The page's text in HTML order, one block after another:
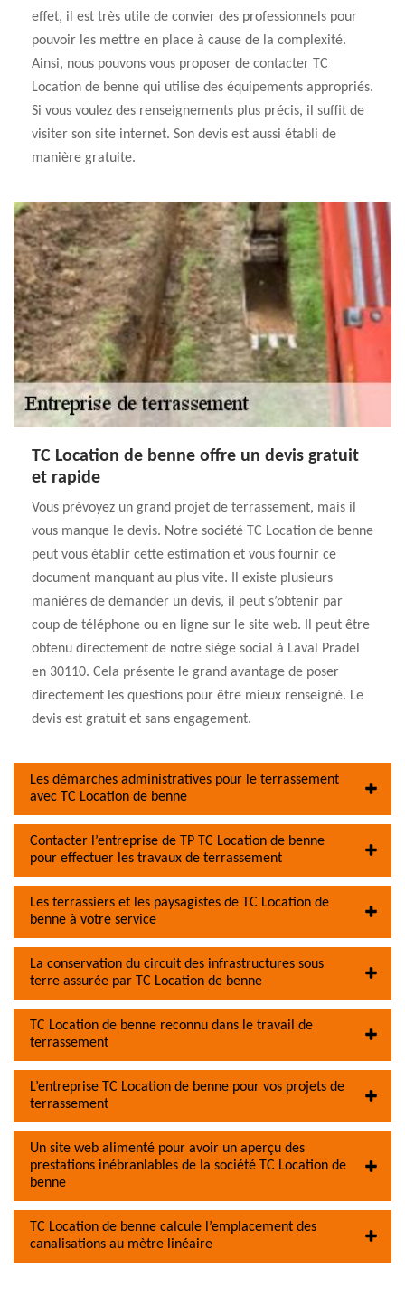
effet, il est très utile de convier des professionnels pour
pouvoir les mettre en place à cause de la complexité.
Ainsi, nous pouvons vous proposer de contacter TC
Location de benne qui utilise des équipements appropriés.
Si vous voulez des renseignements plus précis, il suffit de
visiter son site internet. Son devis est aussi établi de
manière gratuite.
TC Location de benne offre un devis gratuit
et rapide
Vous prévoyez un grand projet de terrassement, mais il
vous manque le devis. Notre société TC Location de benne
peut vous établir cette estimation et vous fournir ce
document manquant au plus vite. Il existe plusieurs
manières de demander un devis, il peut s’obtenir par
coup de téléphone ou en ligne sur le site web. Il peut être
obtenu directement de notre siège social à Laval Pradel
en 30110. Cela présente le grand avantage de poser
directement les questions pour être mieux renseigné. Le
devis est gratuit et sans engagement.
Les démarches administratives pour le terrassement
avec TC Location de benne
Contacter l’entreprise de TP TC Location de benne
pour effectuer les travaux de terrassement
Les terrassiers et les paysagistes de TC Location de
benne à votre service
La conservation du circuit des infrastructures sous
terre assurée par TC Location de benne
TC Location de benne reconnu dans le travail de
terrassement
L’entreprise TC Location de benne pour vos projets de
terrassement
Un site web alimenté pour avoir un aperçu des
prestations inébranlables de la société TC Location de
benne
TC Location de benne calcule l’emplacement des
canalisations au mètre linéaire